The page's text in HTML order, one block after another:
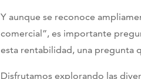
Y aunque se reconoce
comercial”, es importante
esta rentabilidad, una pregunta
Disfrutamos explorando las